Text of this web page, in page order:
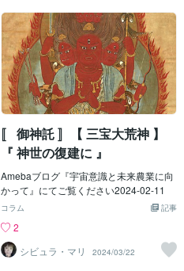
〚 御神託 〛【 三宝大荒神 】
『 神世の復建に 』
Amebaブログ『宇宙意識と未来農業に向
かって』にてご覧ください2024-02-11
記事
コラム
2
シビュラ・マリ
2024/03/22